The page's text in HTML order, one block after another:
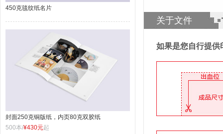
450克毯纹纸名片
封面250克铜版纸，内页80克双胶纸
500本/¥430元起
关于文件
如果是您自行提供